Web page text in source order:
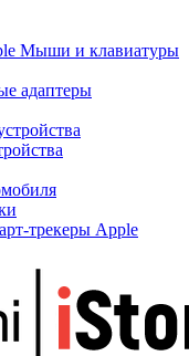
Мыши и клавиатуры
адаптеры
трекеры Apple